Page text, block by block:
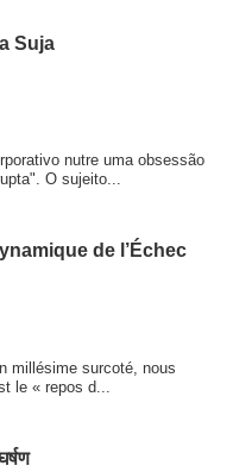
Suja
nutre uma obsessão
O sujeito...
de l’Échec
millésime surcoté, nous
le « repos d...